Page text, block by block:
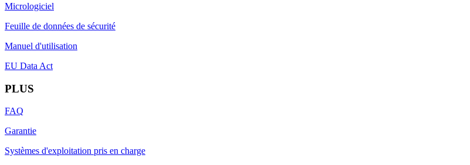
Micrologiciel
Feuille de données de sécurité
Manuel d'utilisation
EU Data Act
PLUS
FAQ
Garantie
Systèmes d'exploitation pris en charge